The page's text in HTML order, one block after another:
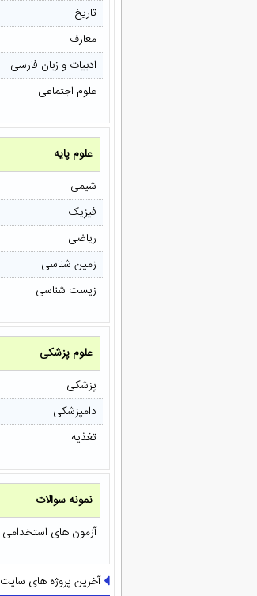
تاریخ
معارف
ادبیات و زبان فارسی
علوم اجتماعی
علوم پایه
شیمی
فیزیک
ریاضی
زمین شناسی
زیست شناسی
علوم پزشکی
پزشکی
دامپزشکی
تغذیه
نمونه سوالات
آزمون های استخدامی
آخرین پروژه های سایت